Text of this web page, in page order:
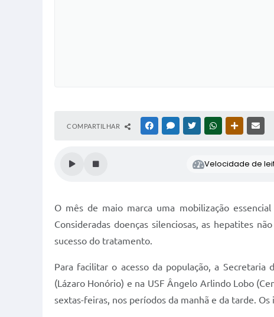
COMPARTILHAR FACEBOOKMESSENGER
TWITTERWHATSAPPOUTRAS
Velocidade de
O mês de maio marca uma mobilização
Consideradas doenças silenciosas, as hepatites
sucesso do tratamento.
Para facilitar o acesso da população, a
(Lázaro Honório) e na USF Ângelo Arlindo Lobo
sextas-feiras, nos períodos da manhã e da tarde.